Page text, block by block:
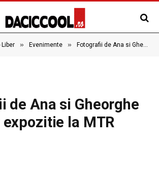
Liber » Evenimente » Fotografii de Ana si Gheorghe Tripon in expozitie la MTR
de Ana si Gheorghe
la MTR